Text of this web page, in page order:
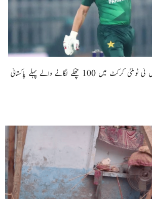
صاحبزادہ فرحان ایک سال میں ٹی ٹوئنٹی کرکٹ میں 100 چھکے لگانے والے پہلے پاکستانی